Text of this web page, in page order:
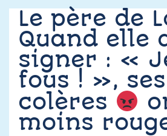
Qui sommes-nous ?
Actualités
Plateforme MÉMO
Ressources TCL
Le père de
Quand elle
signer : «
fous ! », ses
colères
moins